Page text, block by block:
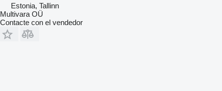
Estonia, Tallinn
Multivara OÜ
Contacte con el vendedor